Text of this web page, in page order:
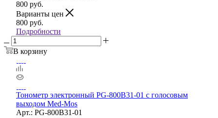
800 руб.
Варианты цен
800 руб.
Подробности
В корзину
Тонометр электронный PG-800B31-01 с голосовым
выходом Med-Mos
Арт.: PG-800B31-01